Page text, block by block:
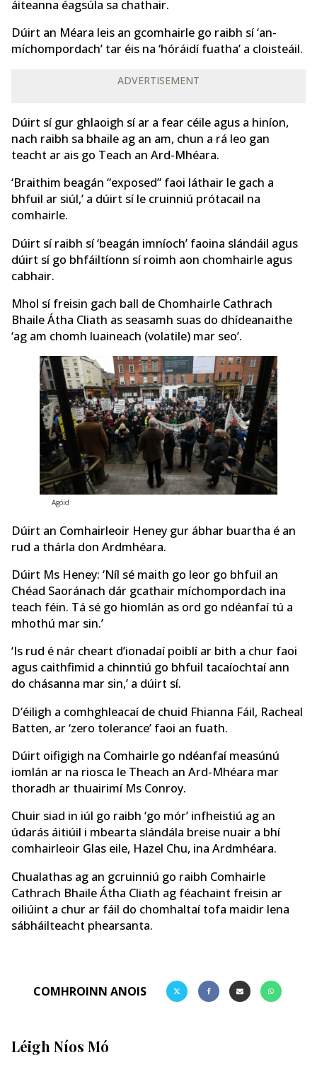
áiteanna éagsúla sa chathair.
Dúirt an Méara leis an gcomhairle go raibh sí ‘an-
míchompordach’ tar éis na ‘hóráidí fuatha’ a cloisteáil.
ADVERTISEMENT
Dúirt sí gur ghlaoigh sí ar a fear céile agus a hiníon,
nach raibh sa bhaile ag an am, chun a rá leo gan
teacht ar ais go Teach an Ard-Mhéara.
‘Braithim beagán “exposed” faoi láthair le gach a
bhfuil ar siúl,’ a dúirt sí le cruinniú prótacail na
comhairle.
Dúirt sí raibh sí ‘beagán imníoch’ faoina slándáil agus
dúirt sí go bhfáiltíonn sí roimh aon chomhairle agus
cabhair.
Mhol sí freisin gach ball de Chomhairle Cathrach
Bhaile Átha Cliath as seasamh suas do dhídeanaithe
‘ag am chomh luaineach (volatile) mar seo’.
Agóid
Dúirt an Comhairleoir Heney gur ábhar buartha é an
rud a thárla don Ardmhéara.
Dúirt Ms Heney: ‘Níl sé maith go leor go bhfuil an
Chéad Saoránach dár gcathair míchompordach ina
teach féin. Tá sé go hiomlán as ord go ndéanfaí tú a
mhothú mar sin.’
‘Is rud é nár cheart d’ionadaí poiblí ar bith a chur faoi
agus caithfimid a chinntiú go bhfuil tacaíochtaí ann
do chásanna mar sin,’ a dúirt sí.
D’éiligh a comhghleacaí de chuid Fhianna Fáil, Racheal
Batten, ar ‘zero tolerance’ faoi an fuath.
Dúirt oifigigh na Comhairle go ndéanfaí measúnú
iomlán ar na riosca le Theach an Ard-Mhéara mar
thoradh ar thuairimí Ms Conroy.
Chuir siad in iúl go raibh ‘go mór’ infheistiú ag an
údarás áitiúil i mbearta slándála breise nuair a bhí
comhairleoir Glas eile, Hazel Chu, ina Ardmhéara.
Chualathas ag an gcruinniú go raibh Comhairle
Cathrach Bhaile Átha Cliath ag féachaint freisin ar
oiliúint a chur ar fáil do chomhaltaí tofa maidir lena
sábháilteacht phearsanta.
COMHROINN ANOIS
Léigh Níos Mó